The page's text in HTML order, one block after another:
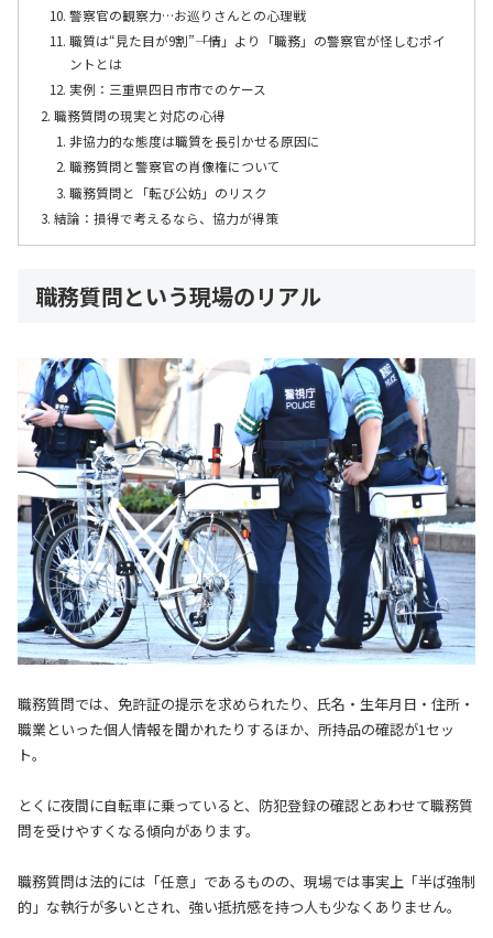
警察官の観察力…お巡りさんとの心理戦
職質は“見た目が9割”――「情」より「職務」の警察官が怪しむポイ
ントとは
実例：三重県四日市市でのケース
職務質問の現実と対応の心得
非協力的な態度は職質を長引かせる原因に
職務質問と警察官の肖像権について
職務質問と「転び公妨」のリスク
結論：損得で考えるなら、協力が得策
職務質問という現場のリアル
職務質問では、免許証の提示を求められたり、氏名・生年月日・住所・
職業といった個人情報を聞かれたりするほか、所持品の確認が1セッ
ト。
とくに夜間に自転車に乗っていると、防犯登録の確認とあわせて職務質
問を受けやすくなる傾向があります。
職務質問は法的には「任意」であるものの、現場では事実上「半ば強制
的」な執行が多いとされ、強い抵抗感を持つ人も少なくありません。